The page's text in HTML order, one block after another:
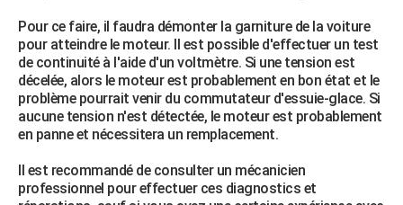
Pour ce faire, il faudra démonter la garniture de la voiture
pour atteindre le moteur. Il est possible d'effectuer un test
de continuité à l'aide d'un voltmètre. Si une tension est
décelée, alors le moteur est probablement en bon état et le
problème pourrait venir du commutateur d'essuie-glace. Si
aucune tension n'est détectée, le moteur est probablement
en panne et nécessitera un remplacement.
Il est recommandé de consulter un mécanicien
professionnel pour effectuer ces diagnostics et